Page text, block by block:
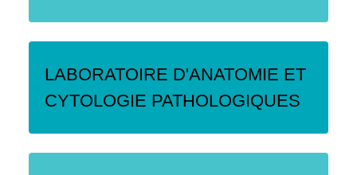
LABORATOIRE D'ANATOMIE ET
CYTOLOGIE PATHOLOGIQUES